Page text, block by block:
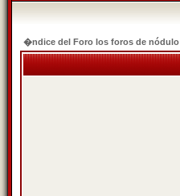
�ndice del Foro los foros de nódulo